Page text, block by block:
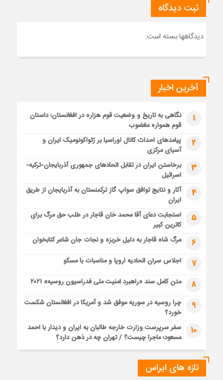
ثبت دیدگاه
دیدگاهها بسته است.
آخرین اخبار
1
نگاهی به تاریخ و وضعیت قوم هزاره در افغانستان؛ داستان
قوم همواره مغضوب
2
پیامدهای احداث کانال اوراسیا بر ژئواکونومیک ایران و
آسیای مرکزی
3
برخاستن ایران در تقابل اتحادهای جمهوری آذربایجان-ترکیه-
اسرائیل
4
آثار و نتایج توافق سواپ گاز ترکمنستان به آذربایجان از طریق
ایران
5
استجابت دعای آقا محمد خان قاجار در طلب حق مرگ برای
کاترین کبیر
6 مرگ شاه قاجار به دلیل خربزه و نجات جان شاعر کتابخوان
7 اجلاس سران اتحادیه اروپا و مناسبات با مسکو
8 متن کامل سند «راهبرد امنیت ملی فدراسیون روسیه» ۲۰۲۱
9
چرا روسیه در سوریه موفق شد و آمریکا در افغانستان شکست
خورد؟
10
سفر سرپرست وزارت خارجه طالبان به ایران و دیدار با احمد
مسعود؛ ماجرا چیست؟ / تهران چه در ذهن دارد؟
تازه های ایراس